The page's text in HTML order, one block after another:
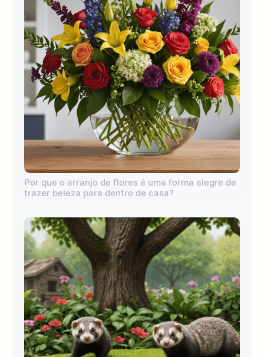
Por que o arranjo de flores é uma forma alegre de
trazer beleza para dentro de casa?